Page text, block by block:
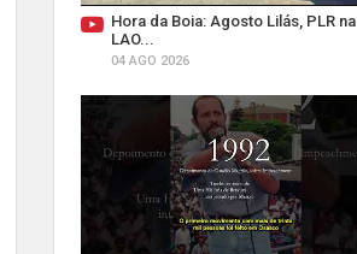
Hora da Boia: Agosto Lilás, PLR na
LAO...
04 AGO 2026